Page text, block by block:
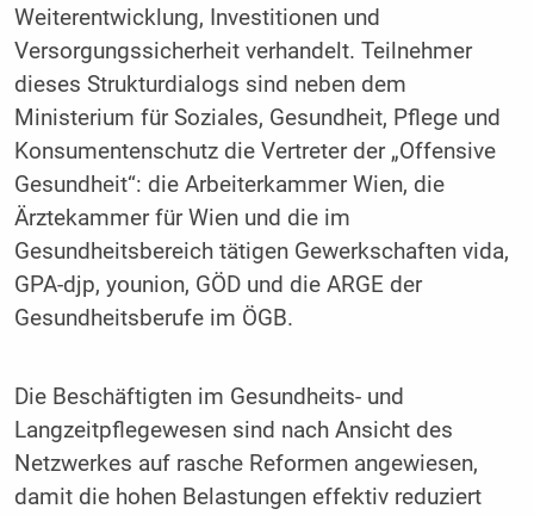
Weiterentwicklung, Investitionen und
Versorgungssicherheit verhandelt. Teilnehmer
dieses Strukturdialogs sind neben dem
Ministerium für Soziales, Gesundheit, Pflege und
Konsumentenschutz die Vertreter der „Offensive
Gesundheit“: die Arbeiterkammer Wien, die
Ärztekammer für Wien und die im
Gesundheitsbereich tätigen Gewerkschaften vida,
GPA-djp, younion, GÖD und die ARGE der
Gesundheitsberufe im ÖGB.
Die Beschäftigten im Gesundheits- und
Langzeitpflegewesen sind nach Ansicht des
Netzwerkes auf rasche Reformen angewiesen,
damit die hohen Belastungen effektiv reduziert